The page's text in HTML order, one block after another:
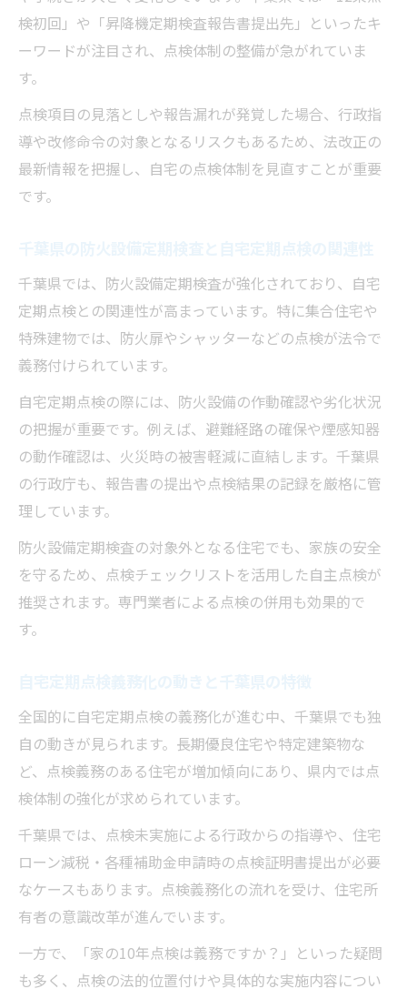
れ
千葉県での定期報告オンライン申請の手順
昇降機定期検査の報告方法と自宅定期点検
の違い
自宅定期点検の報告時に注意したい最新規
消防法改正後の自宅定期点検最新事情
消防法改正で変わる自宅定期点検の対象と
範囲
防火設備定期検査法改正と自宅定期点検の
関係性
千葉県での消防法改正後の報告ルールと自
宅定期点検
自宅定期点検の頻度や義務はどう変わった
のか
消防法改正後の自宅定期点検で注意すべき
点
誤解しやすい12条点検のポイント集
関係
特殊建物定期検査と自宅定期点検の関連ポ
イント
の基礎知識
自宅定期点検で誤解しやすい報告義務の整
理
検初回」や「昇降機定期検査報告書提出先」といったキ
ーワードが注目され、点検体制の整備が急がれていま
す。
点検項目の見落としや報告漏れが発覚した場合、行政指
導や改修命令の対象となるリスクもあるため、法改正の
最新情報を把握し、自宅の点検体制を見直すことが重要
です。
千葉県では、防火設備定期検査が強化されており、自宅
定期点検との関連性が高まっています。特に集合住宅や
特殊建物では、防火扉やシャッターなどの点検が法令で
義務付けられています。
自宅定期点検の際には、防火設備の作動確認や劣化状況
の把握が重要です。例えば、避難経路の確保や煙感知器
の動作確認は、火災時の被害軽減に直結します。千葉県
の行政庁も、報告書の提出や点検結果の記録を厳格に管
理しています。
防火設備定期検査の対象外となる住宅でも、家族の安全
を守るため、点検チェックリストを活用した自主点検が
推奨されます。専門業者による点検の併用も効果的で
す。
全国的に自宅定期点検の義務化が進む中、千葉県でも独
自の動きが見られます。長期優良住宅や特定建築物な
ど、点検義務のある住宅が増加傾向にあり、県内では点
検体制の強化が求められています。
千葉県では、点検未実施による行政からの指導や、住宅
ローン減税・各種補助金申請時の点検証明書提出が必要
なケースもあります。点検義務化の流れを受け、住宅所
有者の意識改革が進んでいます。
一方で、「家の10年点検は義務ですか？」といった疑問
も多く、点検の法的位置付けや具体的な実施内容につい